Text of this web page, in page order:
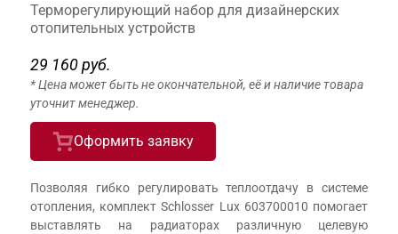
Терморегулирующий набор для дизайнерских
отопительных устройств
29 160 руб.
* Цена может быть не окончательной, её и наличие товара
уточнит менеджер.
Оформить заявку
Позволяя гибко регулировать теплоотдачу в системе
отопления, комплект Schlosser Lux 603700010 помогает
выставлять на радиаторах различную целевую